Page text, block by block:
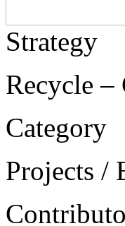
Strategy
Recycle –
Category
Projects /